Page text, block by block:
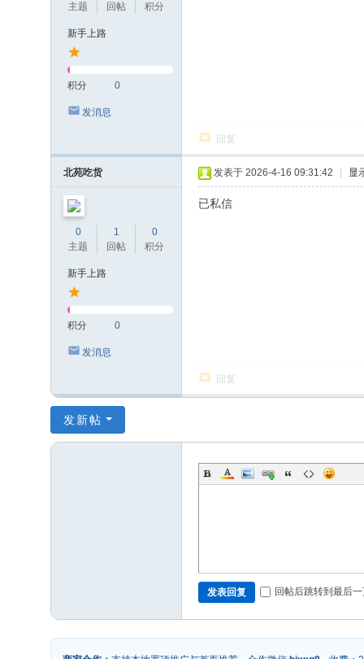
主题
回帖
积分
新手上路
积分 0
发消息
回复
北苑吃货
0
主题
1
回帖
0
积分
新手上路
积分 0
发消息
发表于 2026-4-16 09:31:42 显
已私信
回复
发新帖
发表回复 回帖后跳转到最后